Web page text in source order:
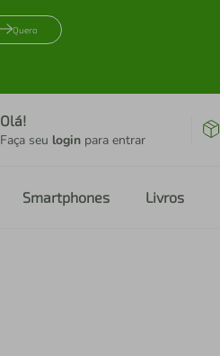
Quero
Olá!
Faça seu login para entrar
Smartphones Livros